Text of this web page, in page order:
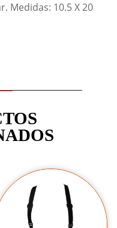
Medidas: 10.5 X 20